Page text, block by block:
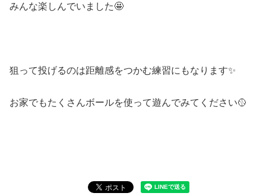
みんな楽しんでいました🤩
狙って投げるのは距離感をつかむ練習にもなります✨
お家でもたくさんボールを使って遊んでみてください🥎